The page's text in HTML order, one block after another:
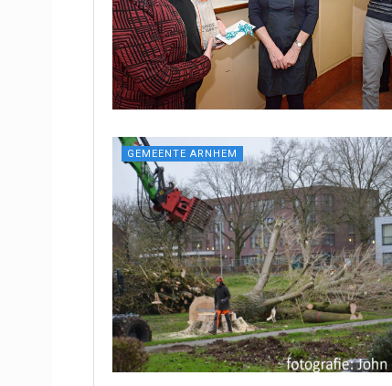
GEMEENTE ARNHEM